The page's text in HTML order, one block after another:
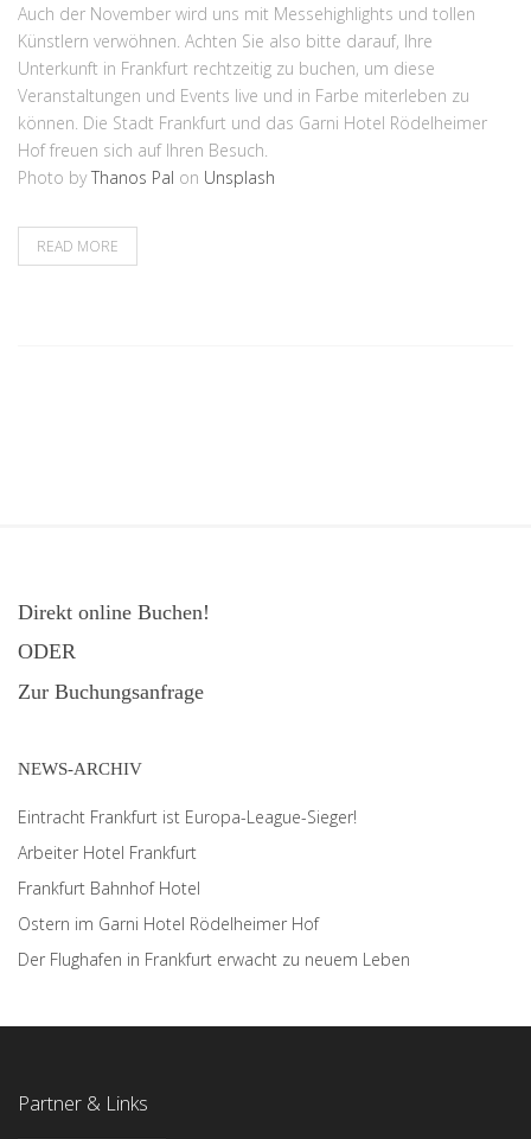
Auch der November wird uns mit Messehighlights und tollen
Künstlern verwöhnen. Achten Sie also bitte darauf, Ihre
Unterkunft in Frankfurt rechtzeitig zu buchen, um diese
Veranstaltungen und Events live und in Farbe miterleben zu
können. Die Stadt Frankfurt und das Garni Hotel Rödelheimer
Hof freuen sich auf Ihren Besuch.
Photo byThanos Pal on Unsplash
READ MORE
Direkt online Buchen!
ODER
Zur Buchungsanfrage
NEWS-ARCHIV
Eintracht Frankfurt ist Europa-League-Sieger!
Arbeiter Hotel Frankfurt
Frankfurt Bahnhof Hotel
Ostern im Garni Hotel Rödelheimer Hof
Der Flughafen in Frankfurt erwacht zu neuem Leben
Partner & Links